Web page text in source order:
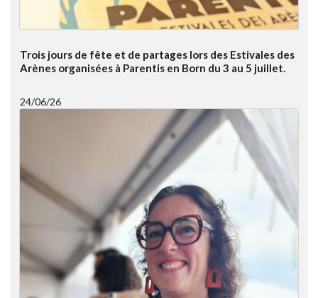
Trois jours de fête et de partages lors des Estivales des
Arènes organisées à Parentis en Born du 3 au 5 juillet.
24/06/26